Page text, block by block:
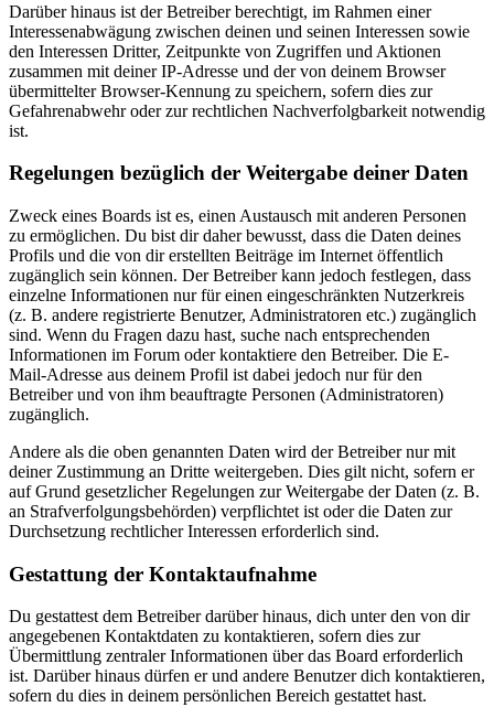
Darüber hinaus ist der Betreiber berechtigt, im Rahmen einer
Interessenabwägung zwischen deinen und seinen Interessen sowie
den Interessen Dritter, Zeitpunkte von Zugriffen und Aktionen
zusammen mit deiner IP-Adresse und der von deinem Browser
übermittelter Browser-Kennung zu speichern, sofern dies zur
Gefahrenabwehr oder zur rechtlichen Nachverfolgbarkeit notwendig
ist.
Regelungen bezüglich der Weitergabe deiner Daten
Zweck eines Boards ist es, einen Austausch mit anderen Personen
zu ermöglichen. Du bist dir daher bewusst, dass die Daten deines
Profils und die von dir erstellten Beiträge im Internet öffentlich
zugänglich sein können. Der Betreiber kann jedoch festlegen, dass
einzelne Informationen nur für einen eingeschränkten Nutzerkreis
(z. B. andere registrierte Benutzer, Administratoren etc.) zugänglich
sind. Wenn du Fragen dazu hast, suche nach entsprechenden
Informationen im Forum oder kontaktiere den Betreiber. Die E-
Mail-Adresse aus deinem Profil ist dabei jedoch nur für den
Betreiber und von ihm beauftragte Personen (Administratoren)
zugänglich.
Andere als die oben genannten Daten wird der Betreiber nur mit
deiner Zustimmung an Dritte weitergeben. Dies gilt nicht, sofern er
auf Grund gesetzlicher Regelungen zur Weitergabe der Daten (z. B.
an Strafverfolgungsbehörden) verpflichtet ist oder die Daten zur
Durchsetzung rechtlicher Interessen erforderlich sind.
Gestattung der Kontaktaufnahme
Du gestattest dem Betreiber darüber hinaus, dich unter den von dir
angegebenen Kontaktdaten zu kontaktieren, sofern dies zur
Übermittlung zentraler Informationen über das Board erforderlich
ist. Darüber hinaus dürfen er und andere Benutzer dich kontaktieren,
sofern du dies in deinem persönlichen Bereich gestattet hast.